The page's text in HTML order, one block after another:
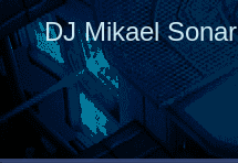
DJ Mikael Sonar